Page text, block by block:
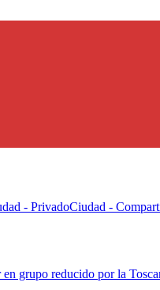
- PrivadoCiudad -
en grupo reducido por la